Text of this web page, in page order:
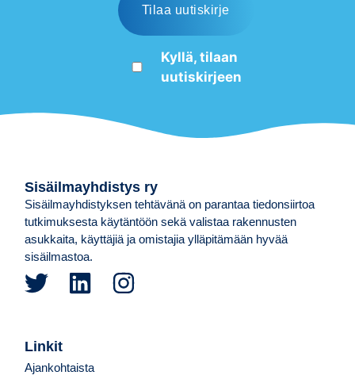
Kyllä, tilaan
uutiskirjeen
Sisäilmayhdistys ry
Sisäilmayhdistyksen tehtävänä on parantaa tiedonsiirtoa
tutkimuksesta käytäntöön sekä valistaa rakennusten
asukkaita, käyttäjiä ja omistajia ylläpitämään hyvää
sisäilmastoa.
Linkit
Ajankohtaista